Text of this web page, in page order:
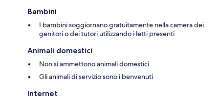
Bambini
I bambini soggiornano gratuitamente nella camera dei
genitori o dei tutori utilizzando i letti presenti
Animali domestici
Non si ammettono animali domestici
Gli animali di servizio sono i benvenuti
Internet